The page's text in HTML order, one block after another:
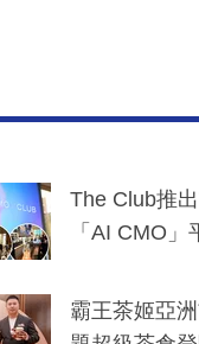
The Club推
「AI CMO
分鐘生成「
霸王茶姬亞